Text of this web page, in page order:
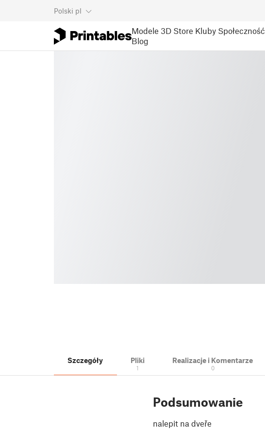
Polski pl
Modele 3D Store Kluby Społeczność
Blog
Szczegóły Pliki
1
Realizacje i Komentarze
0
Podsumowanie
nalepit na dveře